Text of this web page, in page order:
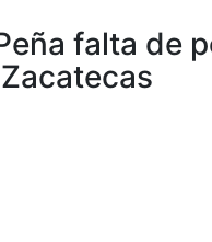
falta de